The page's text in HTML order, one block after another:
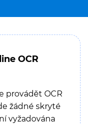
OCR
provádět OCR
žádné skryté
vyžadována